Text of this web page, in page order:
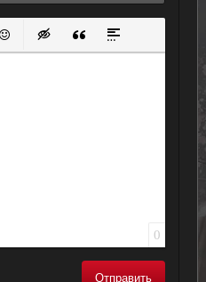
защищенную ссылку
смайлик
Вставка скрытого текста
Вставка цитаты
Вставка спойлера
0
Отправить